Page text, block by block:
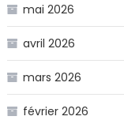
mai 2026
avril 2026
mars 2026
février 2026